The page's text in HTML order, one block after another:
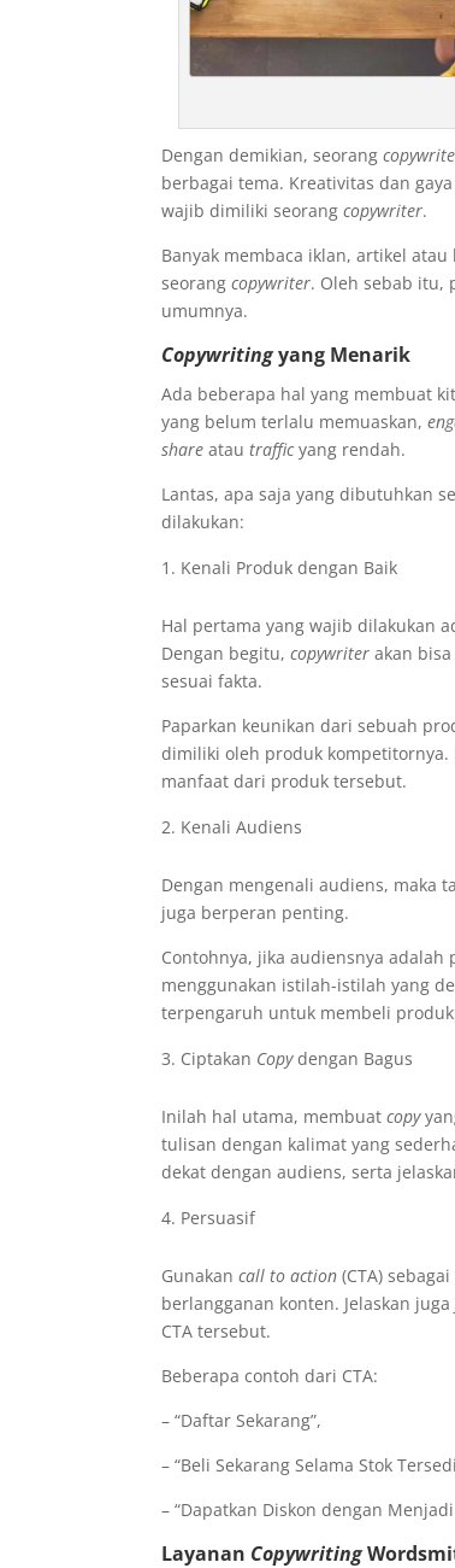
Dengan demikian, seorang
berbagai tema. Kreativitas dan
wajib dimiliki seorangcopywriter.
Banyak membaca iklan, artikel
seorangcopywriter. Oleh sebab itu,
umumnya.
Copywritingyang Menarik
Ada beberapa hal yang membuat
yang belum terlalu memuaskan,
share atautrafficyang rendah.
Lantas, apa saja yang dibutuhkan
dilakukan:
Kenali Produk dengan Baik
Hal pertama yang wajib dilakukan
Dengan begitu,copywriter akan
sesuai fakta.
Paparkan keunikan dari sebuah
dimiliki oleh produk
manfaat dari produk tersebut.
Kenali Audiens
Dengan mengenali audiens, maka
juga berperan penting.
Contohnya, jika audiensnya
menggunakan istilah-istilah yang
terpengaruh untuk membeli
Ciptakan Copydengan Bagus
Inilah hal utama, membuatcopy
tulisan dengan kalimat yang
dekat dengan audiens, serta
Persuasif
Gunakancall to action(CTA)
berlangganan konten. Jelaskan juga
CTA tersebut.
Beberapa contoh dari CTA:
– “Daftar Sekarang”,
– “Beli Sekarang Selama Stok
– “Dapatkan Diskon dengan
Layanan Copywriting